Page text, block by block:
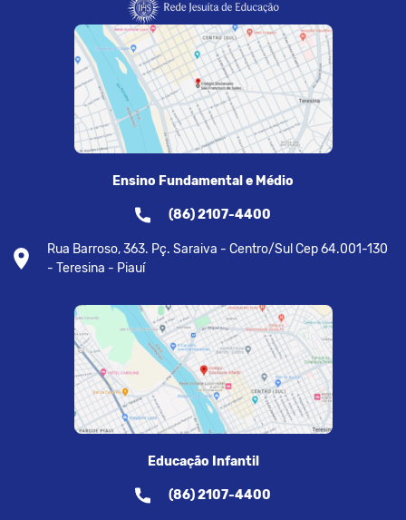
Ensino Fundamental e Médio
(86) 2107-4400
Rua Barroso, 363. Pç. Saraiva - Centro/Sul Cep 64.001-130
- Teresina - Piauí
Educação Infantil
(86) 2107-4400